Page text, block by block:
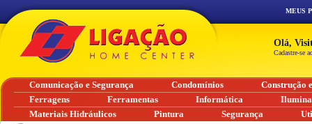
MEUS
Olá,
Cadastre-se
Comunicação e Segurança Condomínios
Construção
Ferragens
Ferramentas Informática
Materiais Hidráulicos
Pintura Segurança